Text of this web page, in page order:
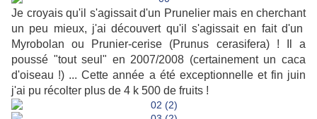
Je croyais qu'il s'agissait d'un Prunelier mais en cherchant
un peu mieux, j'ai découvert qu'il s'agissait en fait d'un
Myrobolan ou Prunier-cerise (Prunus cerasifera) ! Il a
poussé "tout seul" en 2007/2008 (certainement un caca
d'oiseau !) ... Cette année a été exceptionnelle et fin juin
j'ai pu récolter plus de 4 k 500 de fruits !